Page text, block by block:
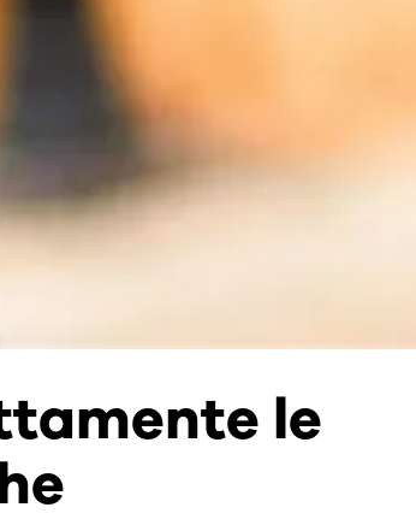
le